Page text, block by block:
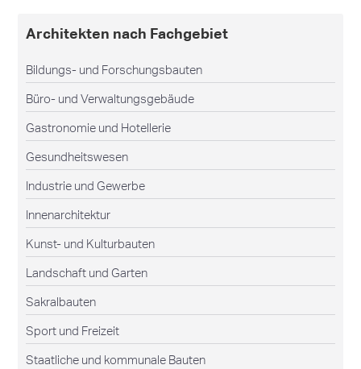
Architekten nach Fachgebiet
Bildungs- und Forschungsbauten
Büro- und Verwaltungsgebäude
Gastronomie und Hotellerie
Gesundheitswesen
Industrie und Gewerbe
Innenarchitektur
Kunst- und Kulturbauten
Landschaft und Garten
Sakralbauten
Sport und Freizeit
Staatliche und kommunale Bauten